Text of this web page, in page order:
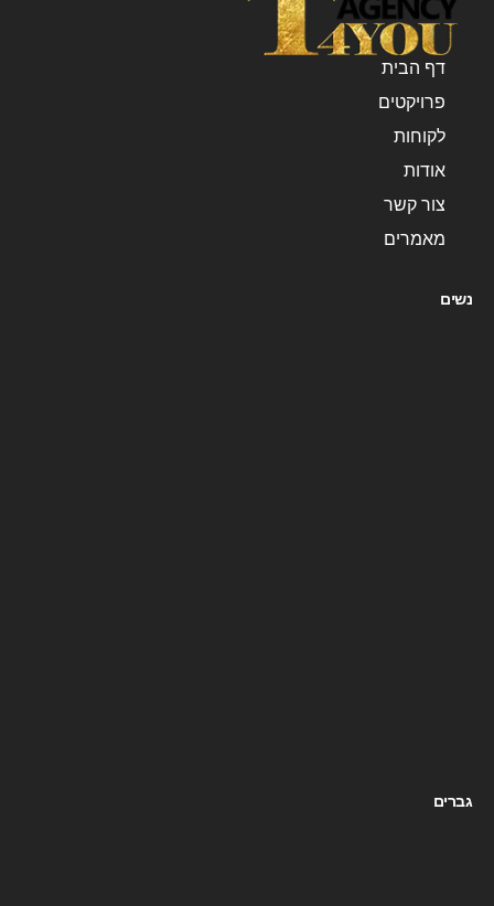
דף הבית
פרויקטים
לקוחות
אודות
צור קשר
מאמרים
נשים
גברים